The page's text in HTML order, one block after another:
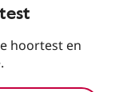
hoortest en